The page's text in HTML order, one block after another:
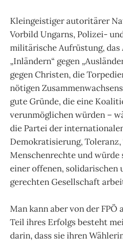
Kleingeistiger autoritärer
Vorbild Ungarns, Polizei-
militärische Aufrüstung, das
„Inländern“ gegen
gegen Christen, die
nötigen
gute Gründe, die eine
verunmöglichen würden –
die Partei der
Demokratisierung,
Menschenrechte und würde
einer offenen, solidarischen
gerechten Gesellschaft
Man kann aber von der FPÖ
Teil ihres Erfolgs besteht
darin, dass sie ihren